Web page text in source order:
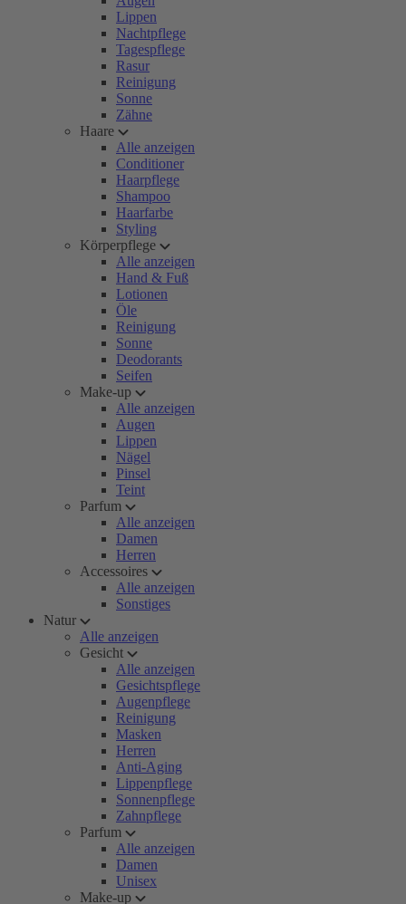
Lippen
Nachtpflege
Tagespflege
Rasur
Reinigung
Sonne
Zähne
Haare
Alle anzeigen
Conditioner
Haarpflege
Shampoo
Haarfarbe
Styling
Körperpflege
Alle anzeigen
Hand & Fuß
Lotionen
Öle
Reinigung
Sonne
Deodorants
Seifen
Make-up
Alle anzeigen
Augen
Lippen
Nägel
Pinsel
Teint
Parfum
Alle anzeigen
Damen
Herren
Accessoires
Alle anzeigen
Sonstiges
Natur
Alle anzeigen
Gesicht
Alle anzeigen
Gesichtspflege
Augenpflege
Reinigung
Masken
Herren
Anti-Aging
Lippenpflege
Sonnenpflege
Zahnpflege
Parfum
Alle anzeigen
Damen
Unisex
Make-up